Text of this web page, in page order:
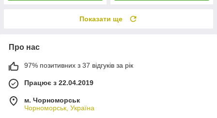
Показати ще
Про нас
97% позитивних з 37 відгуків за рік
Працює з 22.04.2019
м. Чорноморськ
Чорноморськ, Україна